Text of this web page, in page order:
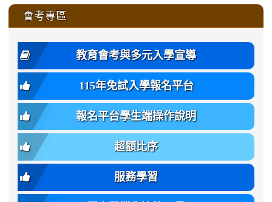
\\\\
style=font-
family:
var(-
-
bs-
body-
font-
family);
font-
size:
var(-
-
\
\
\
bs-
body-
bg);
font-
family:
var(-
-
bs-
body-
font-
family);
font-
\
affairs/
\
affairs/
\
https://www.gmjh.tyc.edu.tw/
年
度
招
生
簡
章
(二
招).pdf
\
to
體
班
轉
班
簡
章.pdf
\
會考專區
教育會考與多元入學宣導
115年免試入學報名平台
報名平台學生端操作說明
超額比序
服務學習